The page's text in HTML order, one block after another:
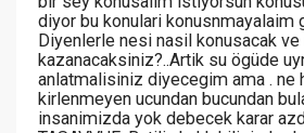
diyor bu konulari konusnmayalaim
Diyenlerle nesi nasil konusacak ve
kazanacaksiniz?..Artik su ögüde
anlatmalisiniz diyecegim ama . ne
kirlenmeyen ucundan bucundan
insanimizda yok debecek karar